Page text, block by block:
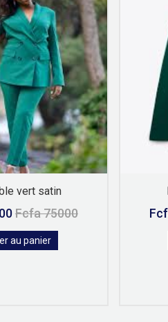
vert satin
Fcfa 75000
au panier